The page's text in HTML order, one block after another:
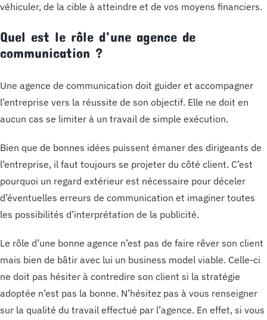
véhiculer, de la cible à atteindre et de vos moyens financiers.
Quel est le rôle d’une agence de
communication ?
Une agence de communication doit guider et accompagner
l’entreprise vers la réussite de son objectif. Elle ne doit en
aucun cas se limiter à un travail de simple exécution.
Bien que de bonnes idées puissent émaner des dirigeants de
l’entreprise, il faut toujours se projeter du côté client. C’est
pourquoi un regard extérieur est nécessaire pour déceler
d’éventuelles erreurs de communication et imaginer toutes
les possibilités d’interprétation de la publicité.
Le rôle d’une bonne agence n’est pas de faire rêver son client
mais bien de bâtir avec lui un business model viable. Celle-ci
ne doit pas hésiter à contredire son client si la stratégie
adoptée n’est pas la bonne. N’hésitez pas à vous renseigner
sur la qualité du travail effectué par l’agence. En effet, si vous